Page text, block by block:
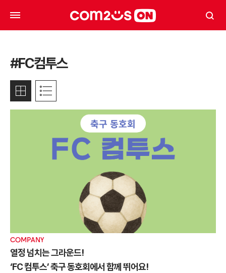
#FC컴투스
COMPANY
열정 넘치는 그라운드!
‘FC 컴투스’ 축구 동호회에서 함께 뛰어요!